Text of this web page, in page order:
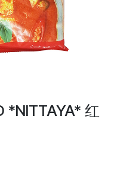
*NITTAYA* 红